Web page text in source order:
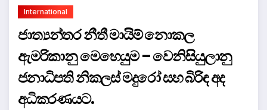
International
ජාත්‍යන්තර නීතී මායිම් නොකල
ඇමරිකානු මෙහෙයුම – වෙනිසියුලානු
ජනාධිපති නිකලස් මදුරෝ සහ බිරිඳ අද
අධිකරණයට.